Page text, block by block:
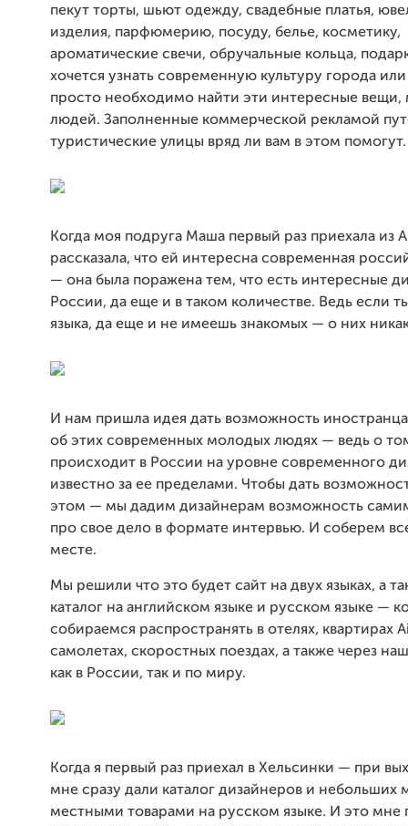
пекут торты, шьют одежду, свадебные платья,
изделия, парфюмерию, посуду, белье, косметику,
ароматические свечи, обручальные кольца,
хочется узнать современную культуру города
просто необходимо найти эти интересные вещи,
людей. Заполненные коммерческой рекламой
туристические улицы вряд ли вам в этом помогут.
Когда моя подруга Маша первый раз приехала из
рассказала, что ей интересна современная
— она была поражена тем, что есть интересные
России, да еще и в таком количестве. Ведь если
языка, да еще и не имеешь знакомых — о них
И нам пришла идея дать возможность
об этих современных молодых людях — ведь о
происходит в России на уровне современного
известно за ее пределами. Чтобы дать
этом — мы дадим дизайнерам возможность самим
про свое дело в формате интервью. И соберем
месте.
Мы решили что это будет сайт на двух языках, а
каталог на английском языке и русском языке —
собираемся распространять в отелях, квартирах
самолетах, скоростных поездах, а также через
как в России, так и по миру.
Когда я первый раз приехал в Хельсинки — при
мне сразу дали каталог дизайнеров и небольших
местными товарами на русском языке. И это мне